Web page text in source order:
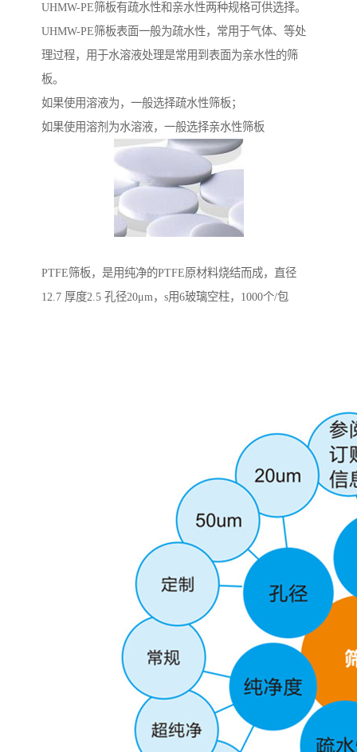
UHMW-PE筛板有疏水性和亲水性两种规格可供选择。
UHMW-PE筛板表面一般为疏水性，常用于气体、等处
理过程，用于水溶液处理是常用到表面为亲水性的筛
板。
如果使用溶液为，一般选择疏水性筛板；
如果使用溶剂为水溶液，一般选择亲水性筛板
PTFE筛板，是用纯净的PTFE原材料烧结而成，直径
12.7 厚度2.5 孔径20μm，s用6玻璃空柱，1000个/包